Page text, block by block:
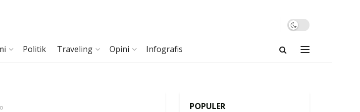
Politik Traveling Opini Infografis
POPULER